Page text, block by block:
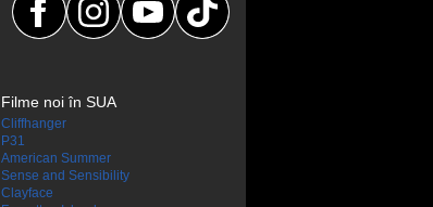
Filme noi în SUA
Cliffhanger
P31
American Summer
Sense and Sensibility
Clayface